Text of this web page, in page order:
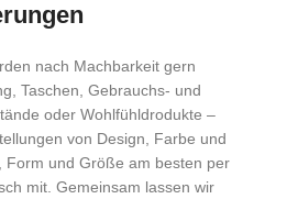
nach Machbarkeit gern
Taschen, Gebrauchs- und
oder Wohlfühldrodukte –
von Design, Farbe und
Form und Größe am besten per
mit. Gemeinsam lassen wir